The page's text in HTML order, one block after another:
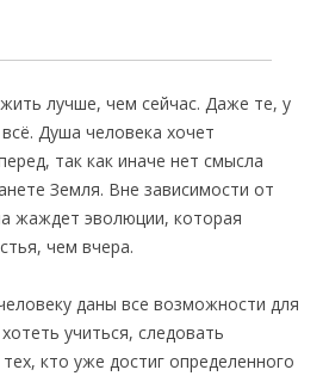
лучше, чем сейчас. Даже те, у
Душа человека хочет
так как иначе нет смысла
Земля. Вне зависимости от
жаждет эволюции, которая
чем вчера.
даны все возможности для
учиться, следовать
кто уже достиг определенного